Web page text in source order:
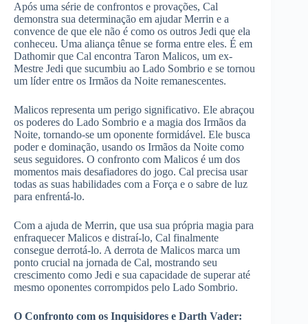
Após uma série de confrontos e provações, Cal
demonstra sua determinação em ajudar Merrin e a
convence de que ele não é como os outros Jedi que ela
conheceu. Uma aliança tênue se forma entre eles. É em
Dathomir que Cal encontra Taron Malicos, um ex-
Mestre Jedi que sucumbiu ao Lado Sombrio e se tornou
um líder entre os Irmãos da Noite remanescentes.
Malicos representa um perigo significativo. Ele abraçou
os poderes do Lado Sombrio e a magia dos Irmãos da
Noite, tornando-se um oponente formidável. Ele busca
poder e dominação, usando os Irmãos da Noite como
seus seguidores. O confronto com Malicos é um dos
momentos mais desafiadores do jogo. Cal precisa usar
todas as suas habilidades com a Força e o sabre de luz
para enfrentá-lo.
Com a ajuda de Merrin, que usa sua própria magia para
enfraquecer Malicos e distraí-lo, Cal finalmente
consegue derrotá-lo. A derrota de Malicos marca um
ponto crucial na jornada de Cal, mostrando seu
crescimento como Jedi e sua capacidade de superar até
mesmo oponentes corrompidos pelo Lado Sombrio.
O Confronto com os Inquisidores e Darth Vader: